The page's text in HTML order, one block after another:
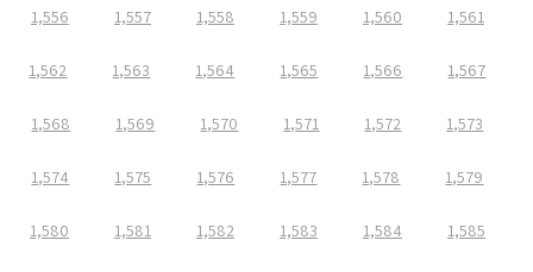
1,556 1,557 1,558 1,559 1,560 1,561
1,562 1,563 1,564 1,565 1,566 1,567
1,568 1,569 1,570 1,571 1,572 1,573
1,574 1,575 1,576 1,577 1,578 1,579
1,580 1,581 1,582 1,583 1,584 1,585